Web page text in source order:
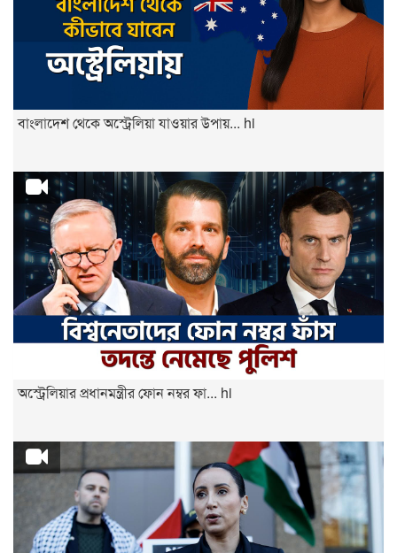
বাংলাদেশ থেকে অস্ট্রেলিয়া যাওয়ার উপায়... hi
অস্ট্রেলিয়ার প্রধানমন্ত্রীর ফোন নম্বর ফা... hi